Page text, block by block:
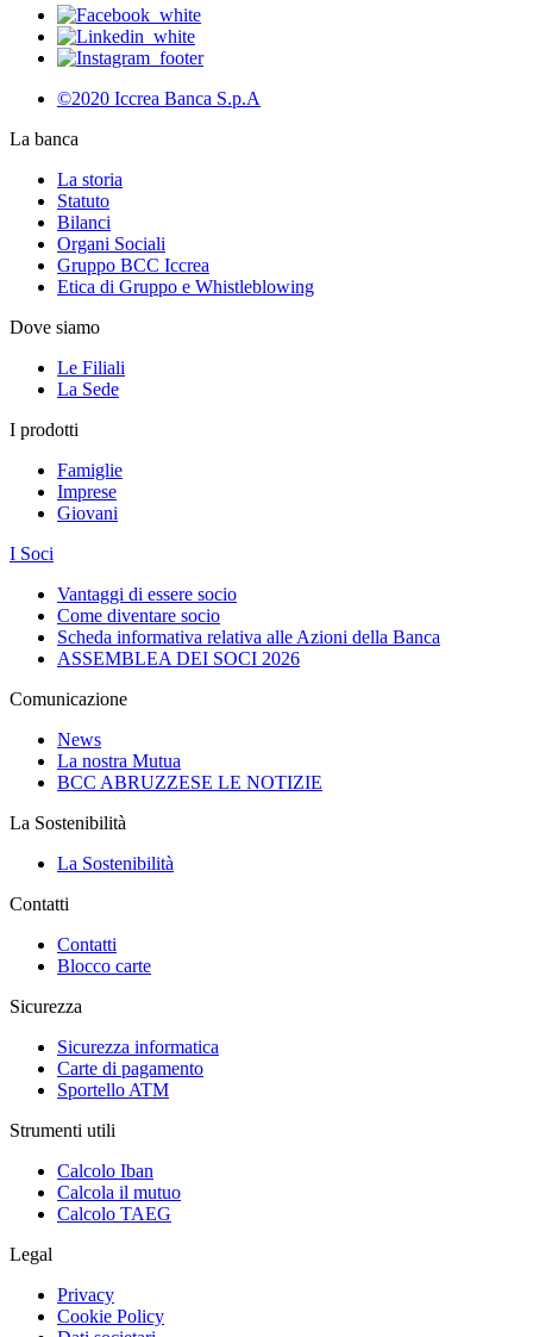
©2020 Iccrea Banca S.p.A
La banca
La storia
Statuto
Bilanci
Organi Sociali
Gruppo BCC Iccrea
Etica di Gruppo e Whistleblowing
Dove siamo
Le Filiali
La Sede
I prodotti
Famiglie
Imprese
Giovani
I Soci
Vantaggi di essere socio
Come diventare socio
Scheda informativa relativa alle Azioni della Banca
ASSEMBLEA DEI SOCI 2026
Comunicazione
News
La nostra Mutua
BCC ABRUZZESE LE NOTIZIE
La Sostenibilità
La Sostenibilità
Contatti
Contatti
Blocco carte
Sicurezza
Sicurezza informatica
Carte di pagamento
Sportello ATM
Strumenti utili
Calcolo Iban
Calcola il mutuo
Calcolo TAEG
Legal
Privacy
Cookie Policy